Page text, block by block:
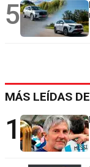
5
MÁS LEÍDAS
1